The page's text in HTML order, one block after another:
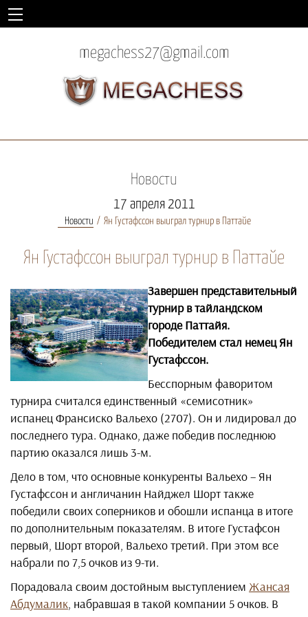
megachess27@gmail.com
Новости
17 апреля 2011
Новости Ян Густафссон выиграл турнир в Паттайе
Ян Густафссон выиграл турнир в Паттайе
Завершен представительный
турнир в тайландском
городе Паттайя.
Победителем стал немец Ян
Густафссон.
Бесспорным фаворитом
турнира считался единственный «семисотник»
испанец Франсиско Вальехо (2707). Он и лидировал до
последнего тура. Однако, даже победив последнюю
партию оказался лишь 3-м.
Дело в том, что основные конкуренты Вальехо – Ян
Густафссон и англичанин Найджел Шорт также
победили своих соперников и обошли испанца в итоге
по дополнительным показателям. В итоге Густафсон
первый, Шорт второй, Вальехо третий. При этом все
набрали по 7,5 очков из 9-ти.
Порадовала своим достойным выступлением Жансая
Абдумалик, набравшая в такой компании 5 очков. В